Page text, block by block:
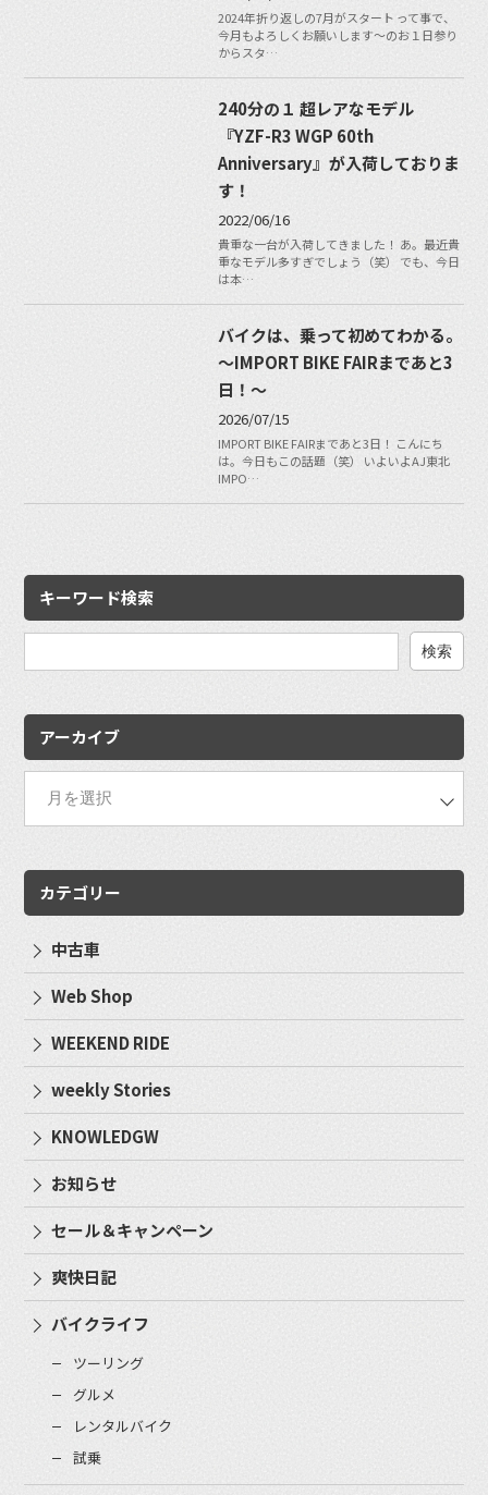
2024年折り返しの7月がスタート って事で、
今月もよろしくお願いします〜のお１日参り
からスタ…
240分の１ 超レアなモデル
『YZF-R3 WGP 60th
Anniversary』が入荷しておりま
す！
2022/06/16
貴重な一台が入荷してきました！ あ。最近貴
重なモデル多すぎでしょう（笑） でも、今日
は本…
バイクは、乗って初めてわかる。
～IMPORT BIKE FAIRまであと3
日！～
2026/07/15
IMPORT BIKE FAIRまであと3日！ こんにち
は。今日もこの話題（笑） いよいよAJ東北
IMPO…
キーワード検索
アーカイブ
カテゴリー
中古車
Web Shop
WEEKEND RIDE
weekly Stories
KNOWLEDGW
お知らせ
セール＆キャンペーン
爽快日記
バイクライフ
ツーリング
グルメ
レンタルバイク
試乗